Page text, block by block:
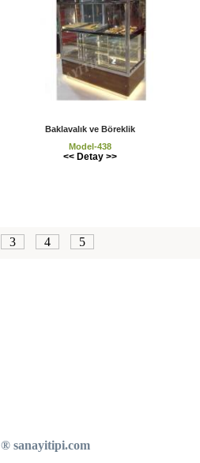
Baklavalık ve Böreklik
Model-438
<< Detay >>
3 4 5
®sanayitipi.com